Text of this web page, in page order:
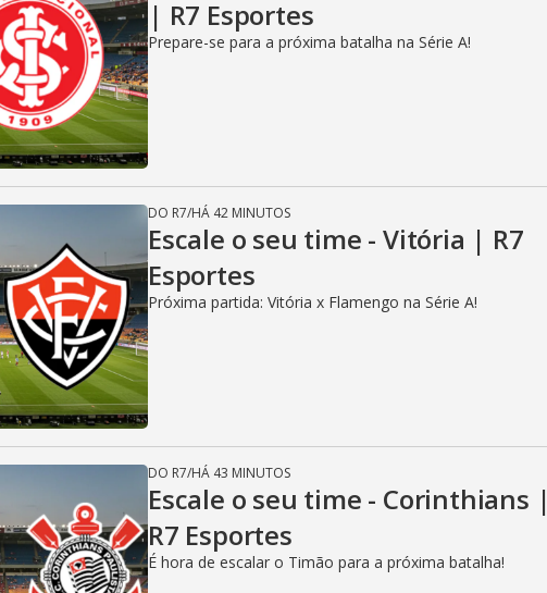
| R7 Esportes
Prepare-se para a próxima batalha na Série A!
DO R7/HÁ 42 MINUTOS
Escale o seu time - Vitória | R7
Esportes
Próxima partida: Vitória x Flamengo na Série A!
DO R7/HÁ 43 MINUTOS
Escale o seu time - Corinthians |
R7 Esportes
É hora de escalar o Timão para a próxima batalha!